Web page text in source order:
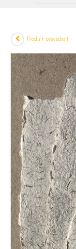
Produit précédent